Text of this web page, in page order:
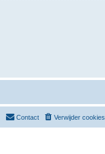
Verwijder cookies
Contact